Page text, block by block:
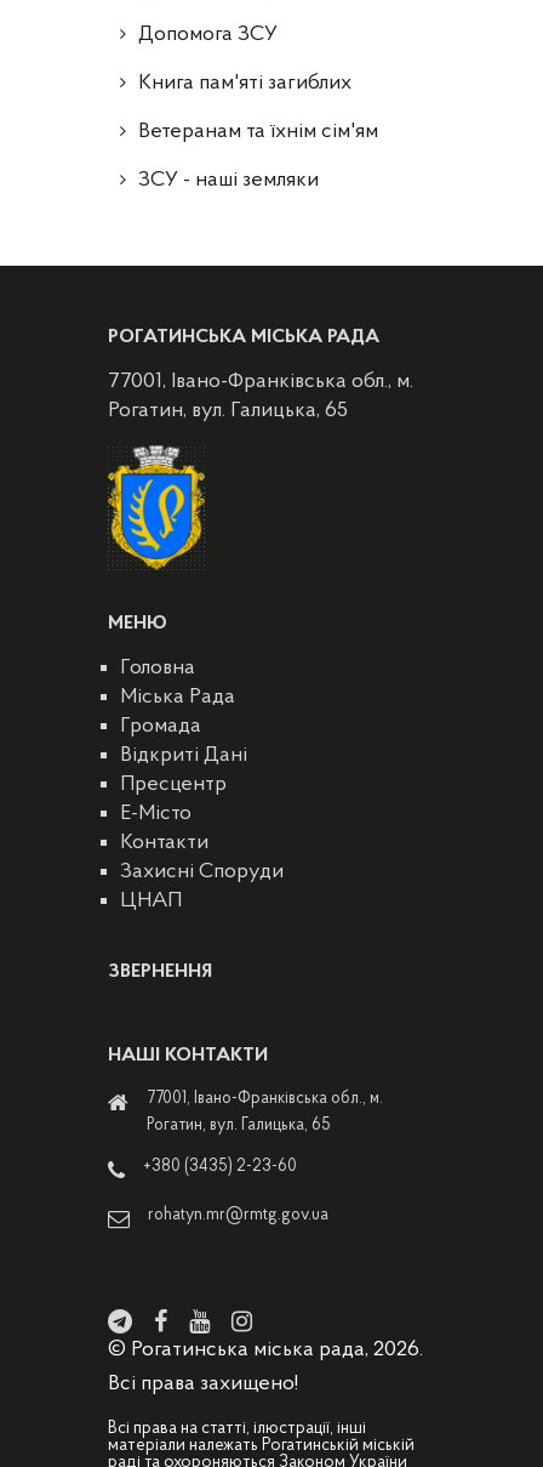
Допомога ЗСУ
Книга пам'яті загиблих
Ветеранам та їхнім сім'ям
ЗСУ - наші земляки
РОГАТИНСЬКА МІСЬКА РАДА
77001, Івано-Франківська обл., м.
Рогатин, вул. Галицька, 65
МЕНЮ
Головна
Міська Рада
Громада
Відкриті Дані
Пресцентр
E-Місто
Контакти
Захисні Споруди
ЦНАП
ЗВЕРНЕННЯ
НАШІ КОНТАКТИ
77001, Івано-Франківська обл., м.
Рогатин, вул. Галицька, 65
+380 (3435) 2-23-60
rohatyn.mr@rmtg.gov.ua
© Рогатинська міська рада, 2026.
Всі права захищено!
Всі права на статті, ілюстрації, інші
матеріали належать Рогатинській міській
раді та охороняються Законом України